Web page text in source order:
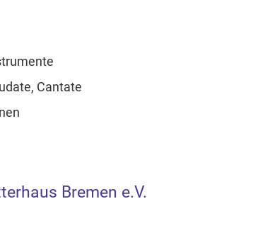
Cantate
Bremen e.V.